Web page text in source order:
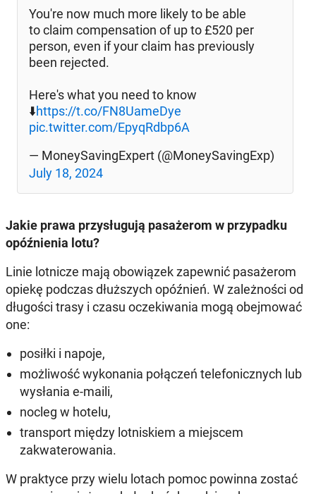
You're now much more likely to be able
to claim compensation of up to £520 per
person, even if your claim has previously
been rejected.
Here's what you need to know
⬇️https://t.co/FN8UameDye
pic.twitter.com/EpyqRdbp6A
— MoneySavingExpert (@MoneySavingExp)
July 18, 2024
Jakie prawa przysługują pasażerom w przypadku
opóźnienia lotu?
Linie lotnicze mają obowiązek zapewnić pasażerom
opiekę podczas dłuższych opóźnień. W zależności od
długości trasy i czasu oczekiwania mogą obejmować
one:
posiłki i napoje,
możliwość wykonania połączeń telefonicznych lub
wysłania e-maili,
nocleg w hotelu,
transport między lotniskiem a miejscem
zakwaterowania.
W praktyce przy wielu lotach pomoc powinna zostać